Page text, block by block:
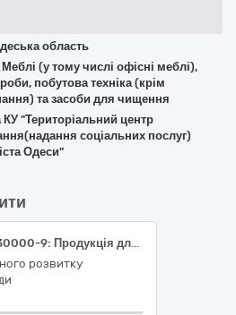
область
Меблі (у тому числі офісні меблі),
побутова техніка (крім
та засоби для чищення
КУ "Територіальний центр
соціальних послуг)
Одеси"
Код ДК 021:2015:39830000-9: Продукція для чищення (Миючі засоби та продукція для чищення)
розвитку